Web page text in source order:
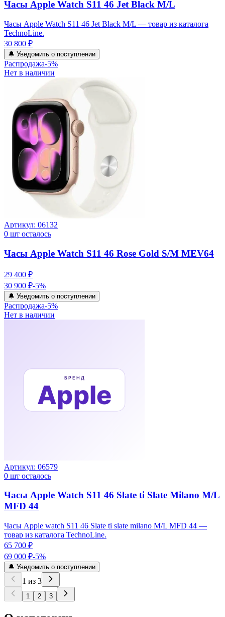
Часы Apple Watch S11 46 Jet Black M/L
Часы Apple Watch S11 46 Jet Black M/L — товар из каталога
TechnoLine.
30 800 ₽
🔔 Уведомить о поступлении
Распродажа-5%
Нет в наличии
Артикул: 06132
0 шт осталось
Часы Apple Watch S11 46 Rose Gold S/M MEV64
29 400 ₽
30 900 ₽-5%
🔔 Уведомить о поступлении
Распродажа-5%
Нет в наличии
Артикул: 06579
0 шт осталось
Часы Apple Watch S11 46 Slate ti Slate Milano M/L
MFD 44
Часы Apple watch S11 46 Slate ti slate milano M/L MFD 44 —
товар из каталога TechnoLine.
65 700 ₽
69 000 ₽-5%
🔔 Уведомить о поступлении
1 из 3
1 2 3